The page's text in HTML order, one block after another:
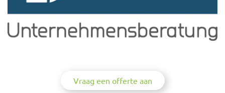
Vraag een offerte aan